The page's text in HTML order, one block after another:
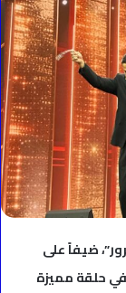
ضيفاً على
حلقة مميزة